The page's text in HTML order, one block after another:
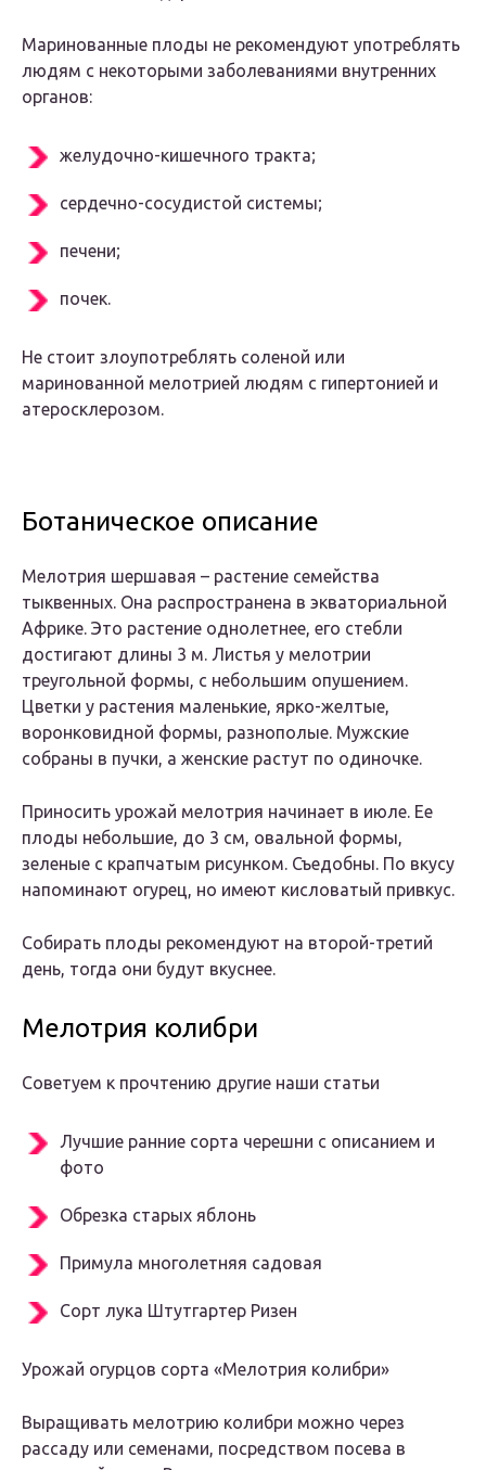
Маринованные плоды не рекомендуют употреблять
людям с некоторыми заболеваниями внутренних
органов:
желудочно-кишечного тракта;
сердечно-сосудистой системы;
печени;
почек.
Не стоит злоупотреблять соленой или
маринованной мелотрией людям с гипертонией и
атеросклерозом.
Ботаническое описание
Мелотрия шершавая – растение семейства
тыквенных. Она распространена в экваториальной
Африке. Это растение однолетнее, его стебли
достигают длины 3 м. Листья у мелотрии
треугольной формы, с небольшим опушением.
Цветки у растения маленькие, ярко-желтые,
воронковидной формы, разнополые. Мужские
собраны в пучки, а женские растут по одиночке.
Приносить урожай мелотрия начинает в июле. Ее
плоды небольшие, до 3 см, овальной формы,
зеленые с крапчатым рисунком. Съедобны. По вкусу
напоминают огурец, но имеют кисловатый привкус.
Собирать плоды рекомендуют на второй-третий
день, тогда они будут вкуснее.
Мелотрия колибри
Советуем к прочтению другие наши статьи
Лучшие ранние сорта черешни с описанием и
фото
Обрезка старых яблонь
Примула многолетняя садовая
Сорт лука Штутгартер Ризен
Урожай огурцов сорта «Мелотрия колибри»
Выращивать мелотрию колибри можно через
рассаду или семенами, посредством посева в